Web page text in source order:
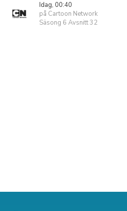
Idag, 00:40
på Cartoon Network
Säsong 6 Avsnitt 32